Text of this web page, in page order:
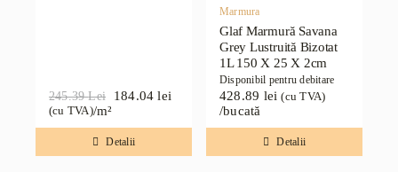
245.39Lei
Prețul
inițial
fost:
184.04lei
Prețul
curent
184.04 lei.
(cu TVA)/m²
Detalii
Marmura
Glaf Marmură Savana
Grey Lustruită Bizotat
1L 150 X 25 X 2cm
Disponibil pentru debitare
428.89 lei (cu TVA)
/bucată
Detalii